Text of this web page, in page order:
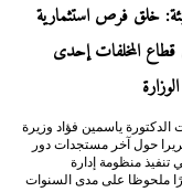
خلق فرص استثمارية
قطاع المخلفات إحدى
ياسمين فؤاد وزيرة
حول آخر مستجدات دور
تنفيذ منظومة إدارة
ملحوظا على مدى السنوات